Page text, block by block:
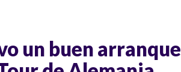
un buen arranque